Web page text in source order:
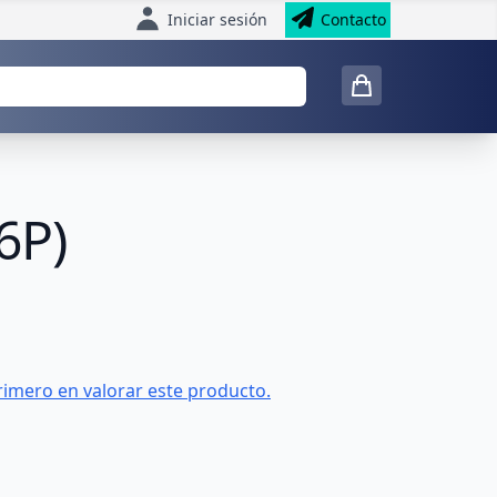
Iniciar sesión Contacto
en valorar este producto.